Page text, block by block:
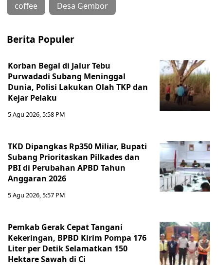
coffee Desa Gembor
Berita Populer
Korban Begal di Jalur Tebu
Purwadadi Subang Meninggal
Dunia, Polisi Lakukan Olah TKP dan
Kejar Pelaku
5 Agu 2026, 5:58 PM
TKD Dipangkas Rp350 Miliar, Bupati
Subang Prioritaskan Pilkades dan
PBI di Perubahan APBD Tahun
Anggaran 2026
5 Agu 2026, 5:57 PM
Pemkab Gerak Cepat Tangani
Kekeringan, BPBD Kirim Pompa 176
Liter per Detik Selamatkan 150
Hektare Sawah di Ci